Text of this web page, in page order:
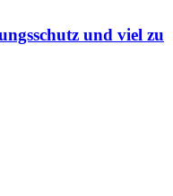
und viel zu